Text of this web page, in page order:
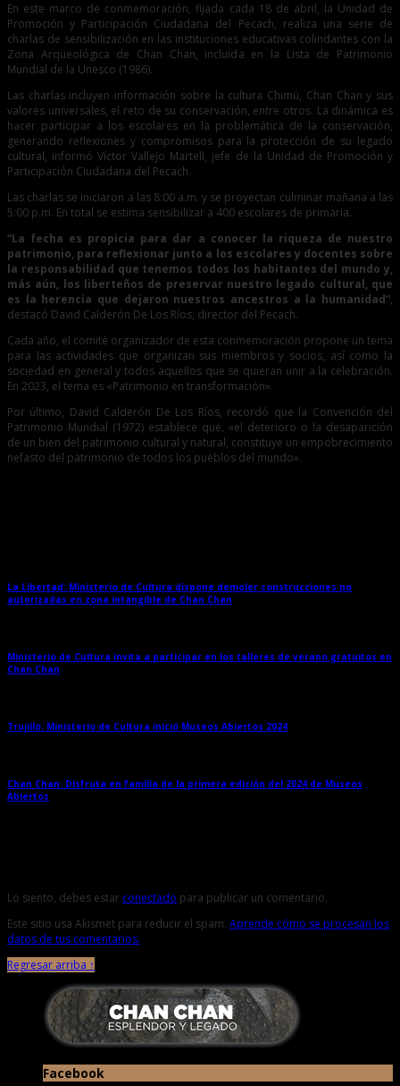
En este marco de conmemoración, fijada cada 18 de abril, la Unidad de
Promoción y Participación Ciudadana del Pecach, realiza una serie de
charlas de sensibilización en las instituciones educativas colindantes con la
Zona Arqueológica de Chan Chan, incluida en la Lista de Patrimonio
Mundial de la Unesco (1986).
Las charlas incluyen información sobre la cultura Chimú, Chan Chan y sus
valores universales, el reto de su conservación, entre otros. La dinámica es
hacer participar a los escolares en la problemática de la conservación,
generando reflexiones y compromisos para la protección de su legado
cultural, informó Víctor Vallejo Martell, jefe de la Unidad de Promoción y
Participación Ciudadana del Pecach.
Las charlas se iniciaron a las 8:00 a.m. y se proyectan culminar mañana a las
5:00 p.m. En total se estima sensibilizar a 400 escolares de primaria.
“La fecha es propicia para dar a conocer la riqueza de nuestro
patrimonio, para reflexionar junto a los escolares y docentes sobre
la responsabilidad que tenemos todos los habitantes del mundo y,
más aún, los liberteños de preservar nuestro legado cultural, que
es la herencia que dejaron nuestros ancestros a la humanidad”,
destacó David Calderón De Los Ríos, director del Pecach.
Cada año, el comité organizador de esta conmemoración propone un tema
para las actividades que organizan sus miembros y socios, así como la
sociedad en general y todos aquellos que se quieran unir a la celebración.
En 2023, el tema es «Patrimonio en transformación».
Por último, David Calderón De Los Ríos, recordó que la Convención del
Patrimonio Mundial (1972) establece que, «el deterioro o la desaparición
de un bien del patrimonio cultural y natural, constituye un empobrecimiento
nefasto del patrimonio de todos los pueblos del mundo».
La Libertad: Ministerio de Cultura dispone demoler construcciones no
autorizadas en zona intangible de Chan Chan
Ministerio de Cultura invita a participar en los talleres de verano gratuitos en
Chan Chan
Trujillo: Ministerio de Cultura inició Museos Abiertos 2024
Chan Chan: Disfruta en familia de la primera edición del 2024 de Museos
Abiertos
Lo siento, debes estar conectado para publicar un comentario.
Este sitio usa Akismet para reducir el spam. Aprende cómo se procesan los
datos de tus comentarios.
Regresar arriba ↑
Facebook